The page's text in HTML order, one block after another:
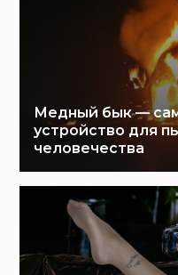
Медный бык —
устройство для
человечества